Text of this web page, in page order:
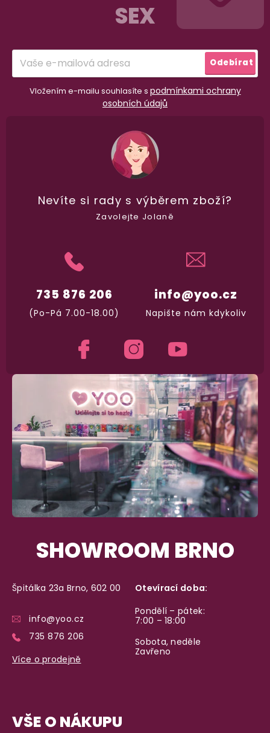
98% spokojenost
Nikdo nepozná, co jste si objednali. Mrkněte,
vypadá balíček
Dodání do 2. dne
a okamžitě odesíláme.
Garance vrácení peněz
Máte30 dnína bezplatné vrácení zboží
SEX
Vložením e-mailu souhlasíte s podmínkami ochrany
osobních údajů
Odebírat
info@yoo.cz
Napište nám kdykoliv
735 876 206
(Po-Pá 7.00-18.00)
Nevíte si rady s výběrem zboží?
Zavolejte Jolaně
SHOWROOM BRNO
Špitálka 23a Brno, 602 00
info@yoo.cz
735 876 206
Více o prodejně
Otevírací doba:
Pondělí – pátek:
7:00 – 18:00
Sobota, neděle
Zavřeno
VŠE O NÁKUPU